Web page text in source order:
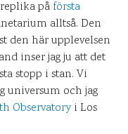
på första
alltså. Den
den här upplevelsen
inser jag ju att det
stopp i stan. Vi
universum och jag
Observatory i Los